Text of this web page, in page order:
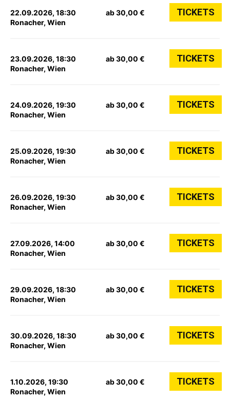
22.09.2026, 18:30
Ronacher, Wien
ab 30,00 € TICKETS
23.09.2026, 18:30
Ronacher, Wien
ab 30,00 € TICKETS
24.09.2026, 19:30
Ronacher, Wien
ab 30,00 € TICKETS
25.09.2026, 19:30
Ronacher, Wien
ab 30,00 € TICKETS
26.09.2026, 19:30
Ronacher, Wien
ab 30,00 € TICKETS
27.09.2026, 14:00
Ronacher, Wien
ab 30,00 € TICKETS
29.09.2026, 18:30
Ronacher, Wien
ab 30,00 € TICKETS
30.09.2026, 18:30
Ronacher, Wien
ab 30,00 € TICKETS
1.10.2026, 19:30
Ronacher, Wien
ab 30,00 € TICKETS